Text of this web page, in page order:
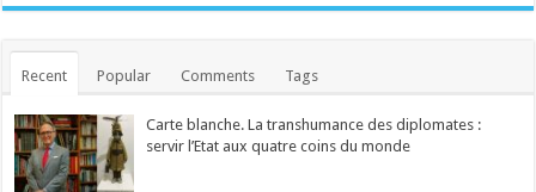
vendredi 7 août 2026. L'ancien capitaine des Diables
rouges en a profité pour tester la grande nouveauté
de cette 14e édition : le death ride, une tyrolienne
Ecrit le 07/08 21:02
Michel Dejeneffe, "papa" de Tatayet, est mort
Le célèbre ventriloque s'est éteint à l'âge de 77 ans.
...
Recent Popular Comments Tags
Carte blanche. La transhumance des diplomates :
servir l’Etat aux quatre coins du monde